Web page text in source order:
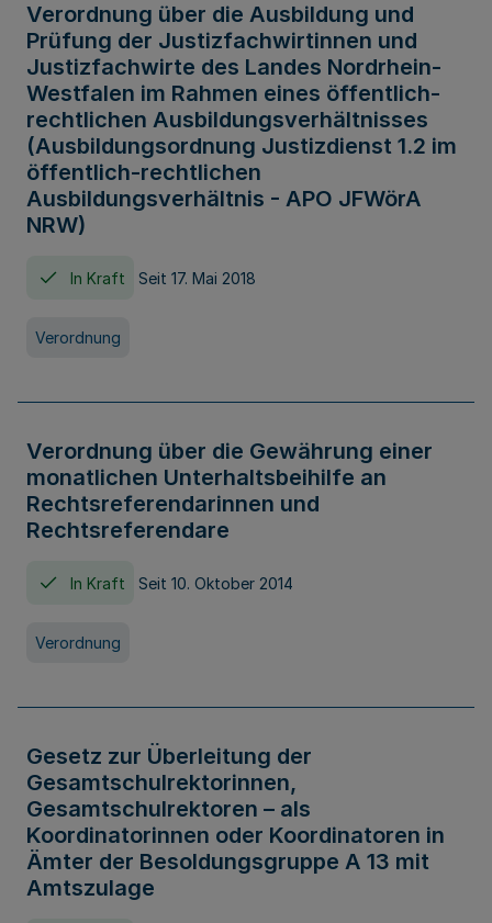
Verordnung über die Ausbildung und
Prüfung der Justizfachwirtinnen und
Justizfachwirte des Landes Nordrhein-
Westfalen im Rahmen eines öffentlich-
rechtlichen Ausbildungsverhältnisses
(Ausbildungsordnung Justizdienst 1.2 im
öffentlich-rechtlichen
Ausbildungsverhältnis - APO JFWörA
NRW)
In Kraft Seit 17. Mai 2018
Verordnung
Verordnung über die Gewährung einer
monatlichen Unterhaltsbeihilfe an
Rechtsreferendarinnen und
Rechtsreferendare
In Kraft Seit 10. Oktober 2014
Verordnung
Gesetz zur Überleitung der
Gesamtschulrektorinnen,
Gesamtschulrektoren – als
Koordinatorinnen oder Koordinatoren in
Ämter der Besoldungsgruppe A 13 mit
Amtszulage